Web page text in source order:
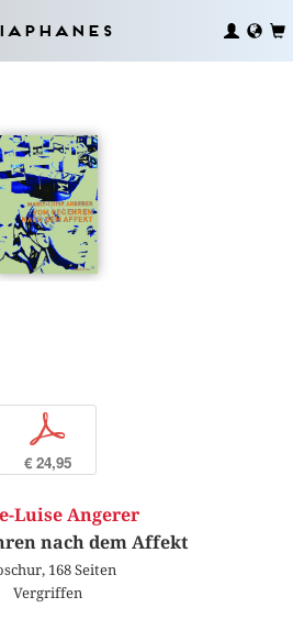
p
€ 24,95
Luise Angerer
nach dem Affekt
168 Seiten
Vergriffen